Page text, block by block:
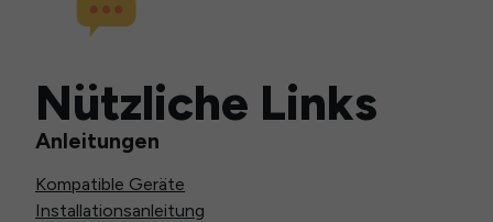
Nützliche Links
Anleitungen
Kompatible Geräte
Installationsanleitung